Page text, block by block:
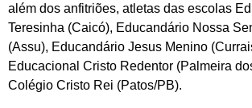
além dos anfitriões, atletas das escolas
Teresinha (Caicó), Educandário Nossa
(Assu), Educandário Jesus Menino
Educacional Cristo Redentor (Palmeira
Colégio Cristo Rei (Patos/PB).